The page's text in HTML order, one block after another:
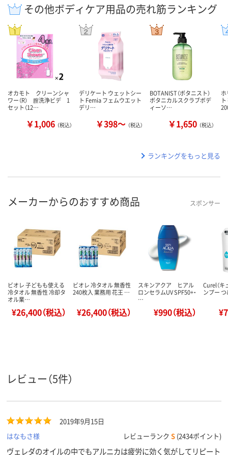
その他ボディケア用品の売れ筋ランキング
オカモト クリーンシャ
ワー（R） 膣洗浄ビデ 1
セット（12…
￥1,006 （税込）
デリケート ウェットシー
ト Femia フェムウエット
デリ…
￥398～ （税込）
BOTANIST（ボタニスト）
ボタニカルスクラブボデ
ィーソ…
￥1,650 （税込）
ランキングをもっと見る
メーカーからのおすすめ商品 スポンサー
ビオレ 子どもも使える
冷タオル 無香性 冷却タ
オル業…
¥26,400（税込）
ビオレ 冷タオル 無香性
240枚入 業務用 花王 …
¥26,400（税込）
スキンアクア ヒアル
ロンセラムUV SPF50+・
…
¥990（税込）
Curel（キ
ンプー
レビュー（5件）
2019年9月15日
はなもさ様
レビューランク S (2434ポイント)
ヴェレダのオイルの中でもアルニカは疲労に効く気がしてリピート